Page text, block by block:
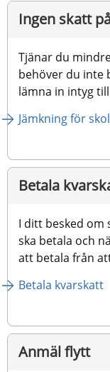
Ingen skatt
Tjänar du
behöver du inte
lämna in intyg
Jämkning för
Betala
I ditt besked om
ska betala och
att betala från
Betala kvarskatt
Anmäl flytt